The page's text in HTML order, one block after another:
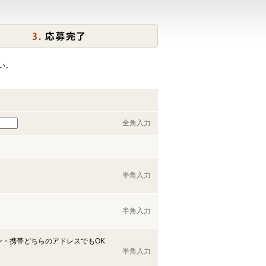
全角入力
半角入力
半角入力
携帯どちらのアドレスでもOK
半角入力